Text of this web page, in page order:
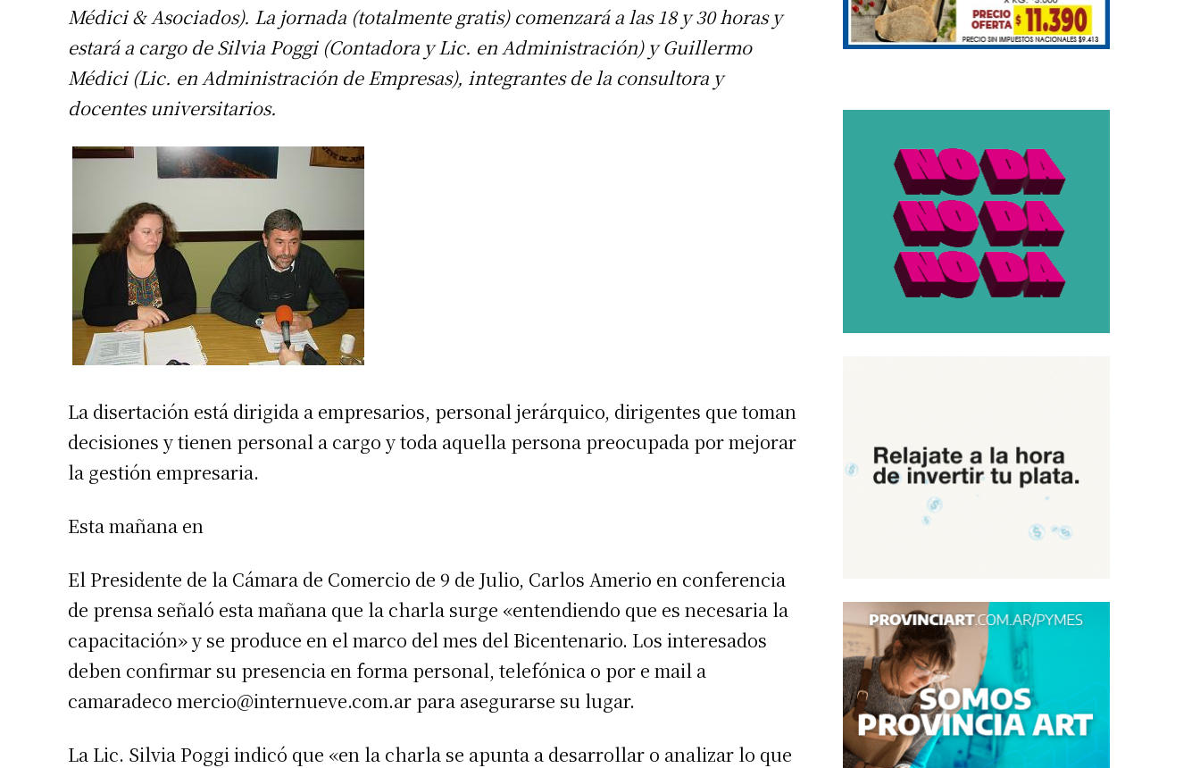
Médici & Asociados). La jornada (totalmente gratis) comenzará a las 18 y 30 horas y
estará a cargo de Silvia Poggi (Contadora y Lic. en Administración) y Guillermo
Médici (Lic. en Administración de Empresas), integrantes de la consultora y
docentes universitarios.
La disertación está dirigida a empresarios, personal jerárquico, dirigentes que toman
decisiones y tienen personal a cargo y toda aquella persona preocupada por mejorar
la gestión empresaria.
Esta mañana en
El Presidente de la Cámara de Comercio de 9 de Julio, Carlos Amerio en conferencia
de prensa señaló esta mañana que la charla surge «entendiendo que es necesaria la
capacitación» y se produce en el marco del mes del Bicentenario. Los interesados
deben confirmar su presencia en forma personal, telefónica o por e mail a
camaradeco mercio@internueve.com.ar para asegurarse su lugar.
La Lic. Silvia Poggi indicó que «en la charla se apunta a desarrollar o analizar lo que